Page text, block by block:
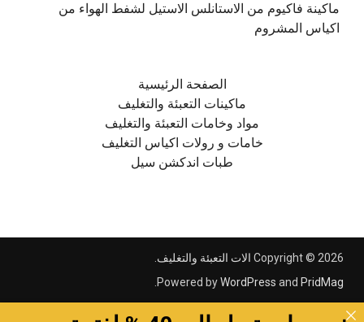
ماكينة فاكيوم من الاستانلس الاستيل لشفط الهواء من
اكياس المشروم
الصفحة الرئيسية
ماكينات التعبئة والتغليف
مواد وخامات التعبئة والتغليف
خامات و رولات اكياس التغليف
طبات اندكشن سيل
Copyright © 2026 الات التعبئة والتغليف
Powered byWordPress and PridMag